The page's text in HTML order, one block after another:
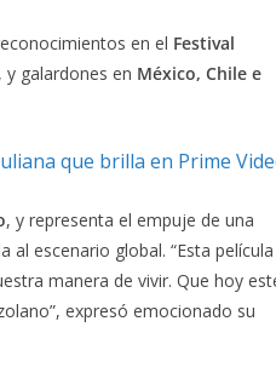
en el Festival
, y galardones en México, Chile e
, y representa el empuje de una
al escenario global. “Esta película
manera de vivir. Que hoy
expresó emocionado su